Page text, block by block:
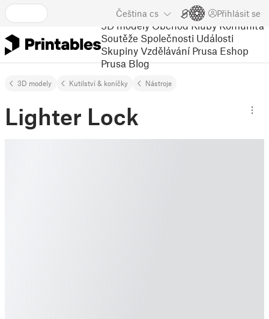
Čeština cs Přihlásit se
3D modely Obchod Kluby Komunita
Soutěže Společnosti Události
Skupiny Vzdělávání Prusa Eshop
Prusa Blog
3D modely Kutilství & koníčky Nástroje
Lighter Lock